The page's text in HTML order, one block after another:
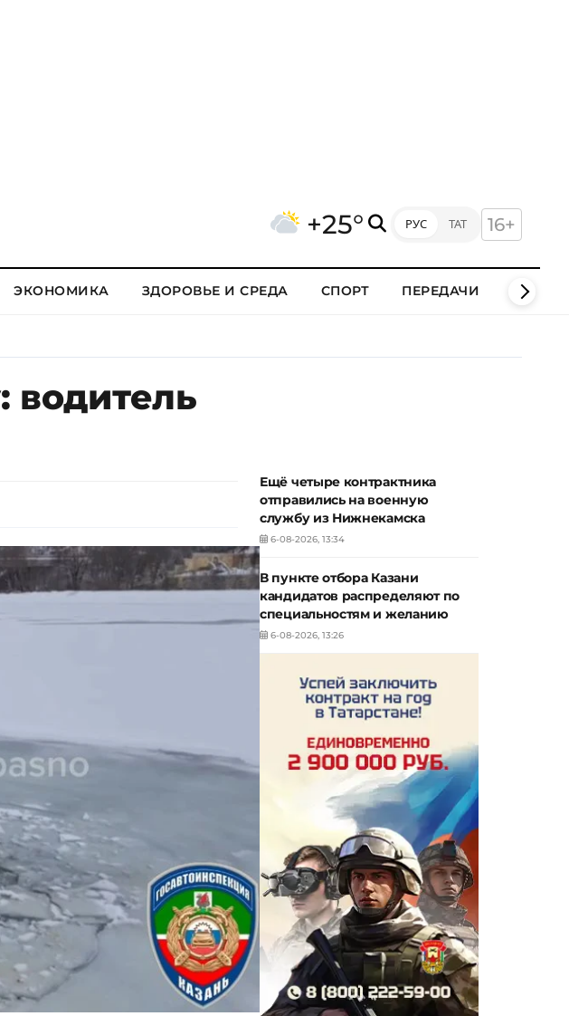
+25° РУС ТАТ 16+
ЭКОНОМИКА ЗДОРОВЬЕ И СРЕДА СПОРТ ПЕРЕДАЧИ КЛИПЫ
водитель
Ещё четыре контрактника
отправились на военную
службу из Нижнекамска
6-08-2026, 13:34
В пункте отбора Казани
кандидатов распределяют по
специальностям и желанию
6-08-2026, 13:26